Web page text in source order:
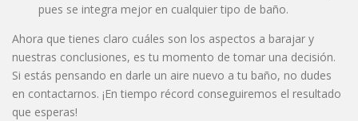
pues se integra mejor en cualquier tipo de baño.
Ahora que tienes claro cuáles son los aspectos a barajar y
nuestras conclusiones, es tu momento de tomar una decisión.
Si estás pensando en darle un aire nuevo a tu baño, no dudes
en contactarnos. ¡En tiempo récord conseguiremos el resultado
que esperas!